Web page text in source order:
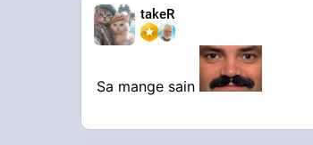
takeR
Sa mange sain